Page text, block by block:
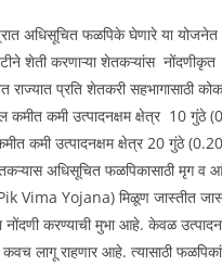
अधिसूचित फळपिके घेणारे या योजनेत
शेती करणाऱ्या शेतकऱ्यांस नोंदणीकृत
‍प्रति शेतकरी सहभागासाठी
कमीत कमी उत्पादनक्षम क्षेत्र 10 गुंठे
कमी उत्पादनक्षम क्षेत्र 20 गुंठे
अधिसूचित फळपिकासाठी मृग व
Vima Yojana) मिळूण जास्तीत
नोंदणी करण्याची मुभा आहे. केवळ
कवच लागू राहणार आहे. त्यासाठी